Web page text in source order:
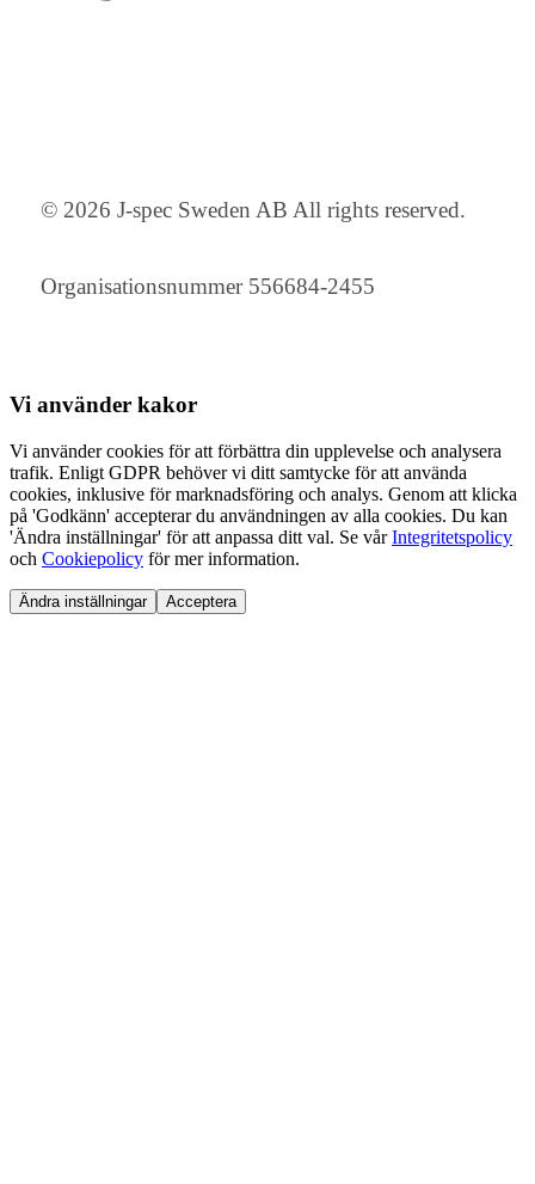
© 2026 J-spec Sweden AB All rights reserved.
Organisationsnummer 556684-2455
Vi använder kakor
Vi använder cookies för att förbättra din upplevelse och analysera
trafik. Enligt GDPR behöver vi ditt samtycke för att använda
cookies, inklusive för marknadsföring och analys. Genom att klicka
på 'Godkänn' accepterar du användningen av alla cookies. Du kan
'Ändra inställningar' för att anpassa ditt val. Se vårIntegritetspolicy
och Cookiepolicy för mer information.
Ändra inställningar Acceptera